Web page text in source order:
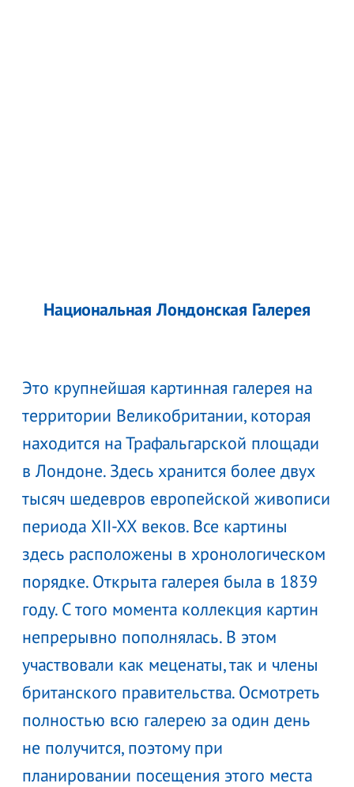
Национальная Лондонская Галерея
Это крупнейшая картинная галерея на
территории Великобритании, которая
находится на Трафальгарской площади
в Лондоне. Здесь хранится более двух
тысяч шедевров европейской живописи
периода XII-XX веков. Все картины
здесь расположены в хронологическом
порядке. Открыта галерея была в 1839
году. С того момента коллекция картин
непрерывно пополнялась. В этом
участвовали как меценаты, так и члены
британского правительства. Осмотреть
полностью всю галерею за один день
не получится, поэтому при
планировании посещения этого места